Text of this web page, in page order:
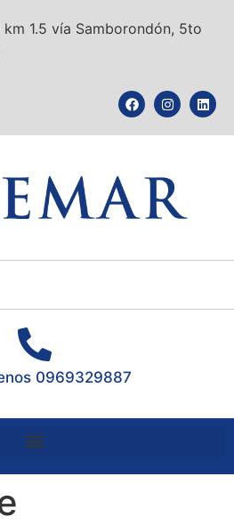
1.5 vía Samborondón, 5to
0969329887